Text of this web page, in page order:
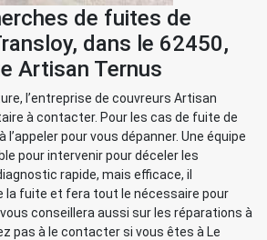
de fuites de
dans le 62450,
Artisan Ternus
l’entreprise de couvreurs Artisan
à contacter. Pour les cas de fuite de
l’appeler pour vous dépanner. Une équipe
pour intervenir pour déceler les
rapide, mais efficace, il
la fuite et fera tout le nécessaire pour
conseillera aussi sur les réparations à
pas à le contacter si vous êtes à Le